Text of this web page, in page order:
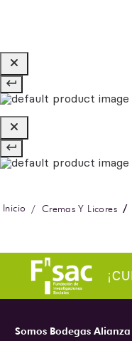
Cremas Y Licores
Somos Bodegas Alianza